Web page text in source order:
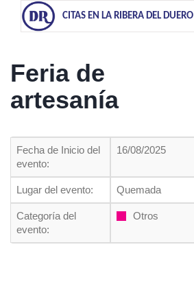
CITAS EN LA RIBERA DEL DUERO
Feria de
artesanía
Fecha de Inicio del
evento:
16/08/2025
Lugar del evento: Quemada
Categoría del
evento:
Otros